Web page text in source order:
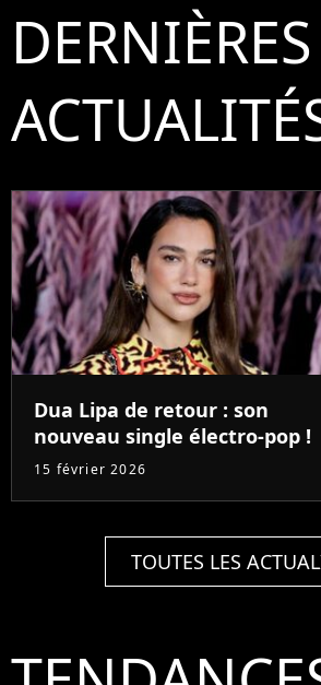
DERNIÈRES
Dua Lipa de retour : son
nouveau single électro-pop !
15 février 2026
TOUTES LES